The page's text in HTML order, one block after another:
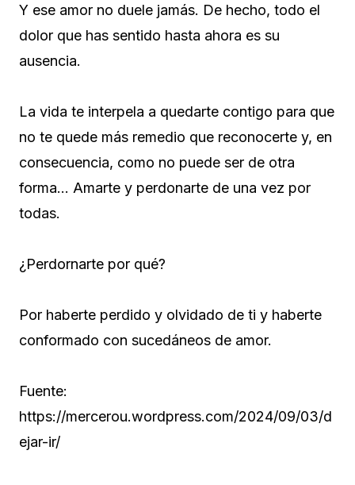
Y ese amor no duele jamás. De hecho, todo el
dolor que has sentido hasta ahora es su
ausencia.
La vida te interpela a quedarte contigo para que
no te quede más remedio que reconocerte y, en
consecuencia, como no puede ser de otra
forma… Amarte y perdonarte de una vez por
todas.
¿Perdornarte por qué?
Por haberte perdido y olvidado de ti y haberte
conformado con sucedáneos de amor.
Fuente:
https://mercerou.wordpress.com/2024/09/03/d
ejar-ir/